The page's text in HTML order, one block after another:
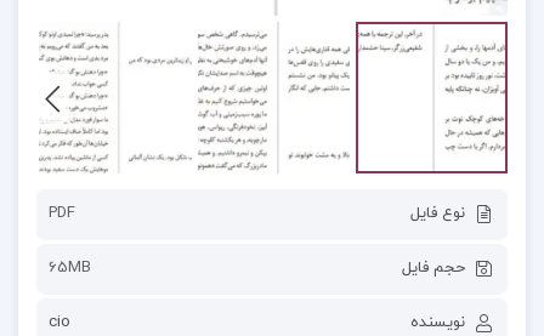
نوع فایل PDF
حجم فایل 65MB
نویسنده cio